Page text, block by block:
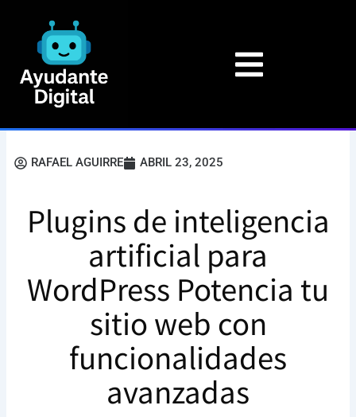
contenido
RAFAEL AGUIRRE ABRIL 23, 2025
Plugins de inteligencia
artificial para
WordPress Potencia tu
sitio web con
funcionalidades
avanzadas